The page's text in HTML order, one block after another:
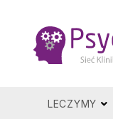
LECZYMY